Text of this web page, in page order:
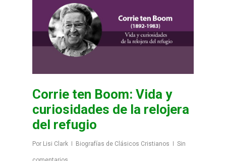
Corrie ten Boom: Vida y
curiosidades de la relojera
del refugio
Por Lisi Clark Biografías de Clásicos Cristianos Sin